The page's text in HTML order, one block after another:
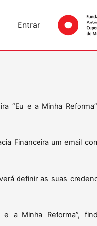
Entrar
“Eu e a Minha
Financeira um email
definir as suas
e a Minha Reforma”,